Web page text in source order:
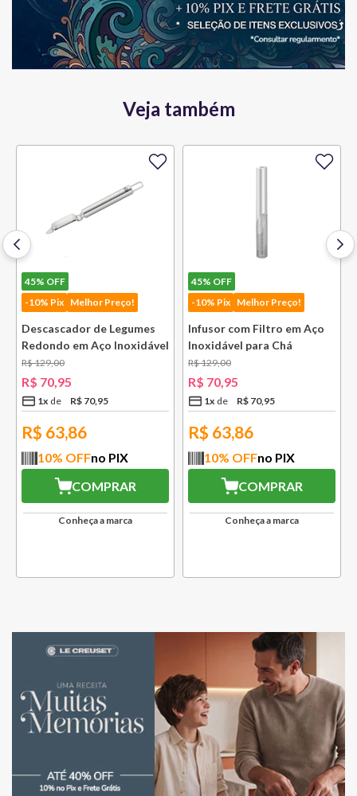
Veja também
45% OFF
-10% Pix Melhor Preço!
Descascador de Legumes
Redondo em Aço Inoxidável
131 mm Bsf
R$129,00
R$ 70,95
1x R$ 70,95
R$ 63,86
10% OFFno PIX
COMPRAR
Conheça a marca
45% OFF
-10% Pix Melhor Preço!
Infusor com Filtro em Aço
Inoxidável para Chá
Lausanne Bsf
R$129,00
R$ 70,95
1x R$ 70,95
R$ 63,86
10% OFFno PIX
COMPRAR
Conheça a marca